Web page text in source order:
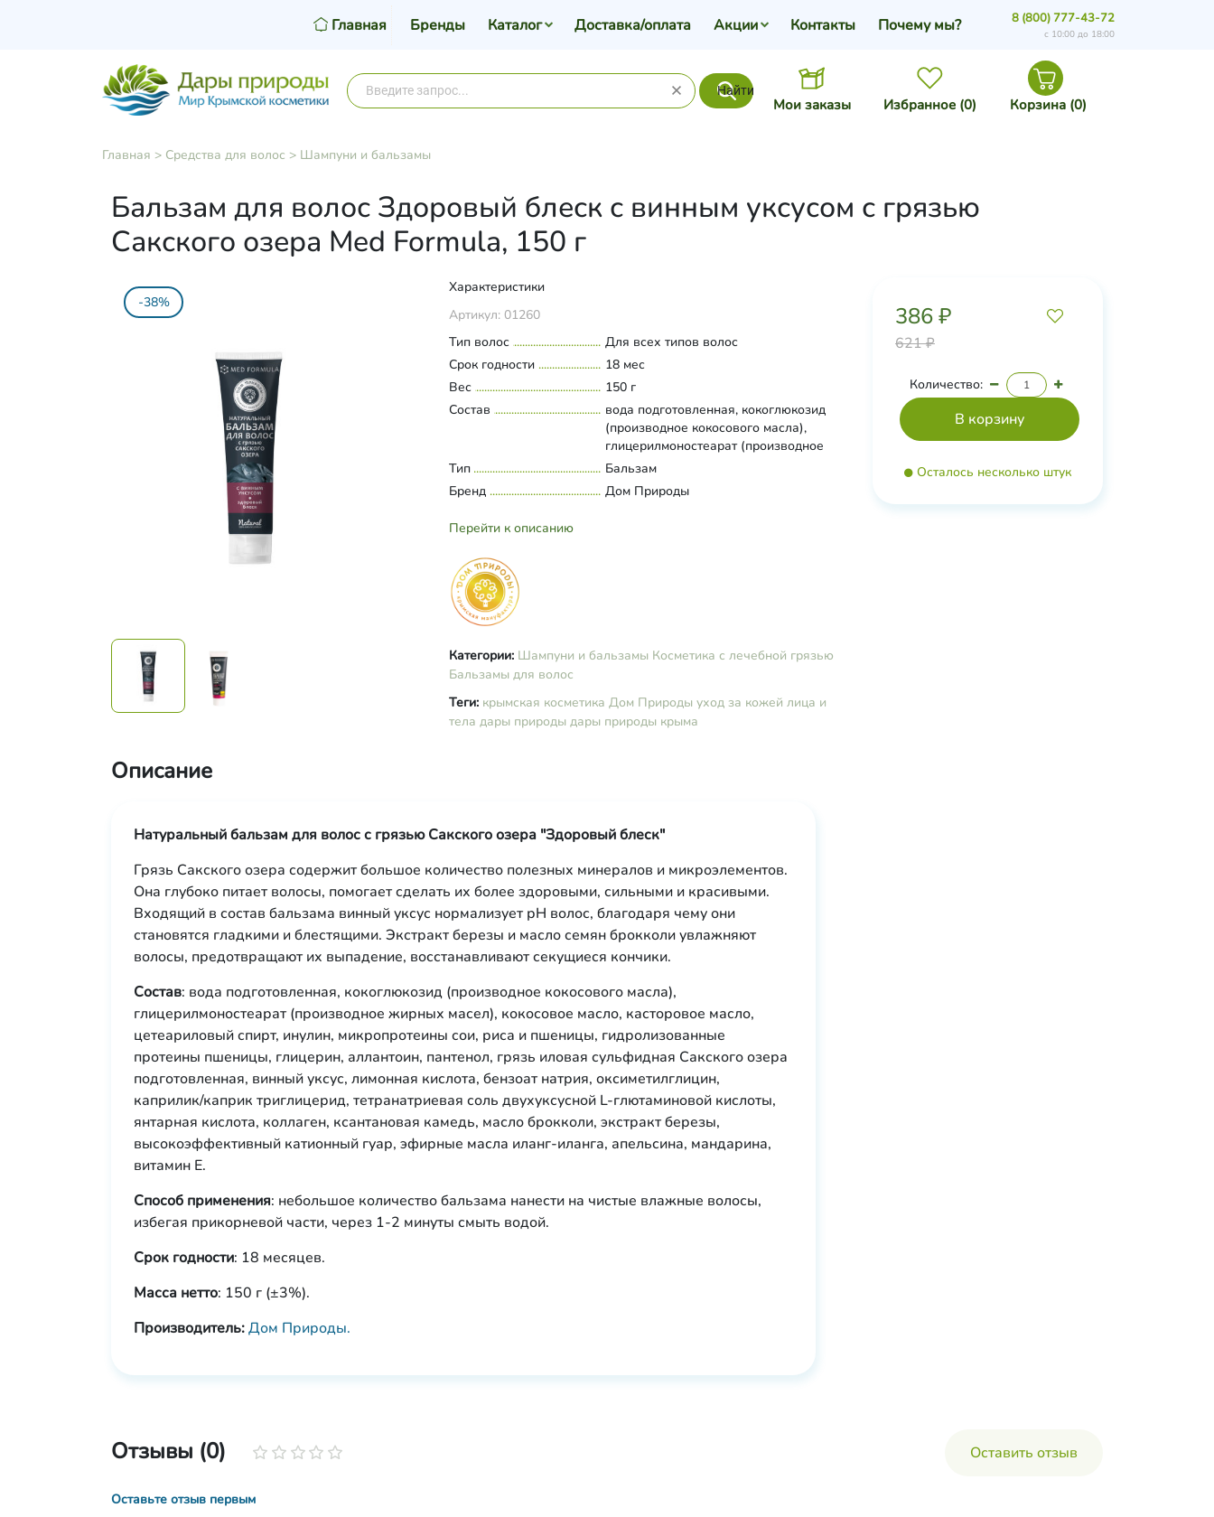
Найти
Мои заказы Избранное (0) Корзина (0)
Главная Бренды Каталог Доставка/оплата Акции Контакты Почему мы? 8 (800) 777-43-72
с 10:00 до 18:00
Главная > Средства для волос > Шампуни и бальзамы
Бальзам для волос Здоровый блеск с винным уксусом с грязью
Сакского озера Med Formula, 150 г
-38%
Характеристики
Артикул: 01260
Тип волос
Для всех типов волос
Срок годности
18 мес
Вес
150 г
Состав
вода подготовленная, кокоглюкозид
(производное кокосового масла),
глицерилмоностеарат (производное
жирных масел), кокосовое масло,
касторовое масло, цетеариловый спирт,
инулин, микропротеины сои, риса и
глютаминовой кислоты, янтарная
масло брокколи, экстракт березы,
высокоэффективный катионный гуар,
Развернуть состав
Тип
Бальзам
Бренд
Дом Природы
Перейти к описанию
Категории: Шампуни и бальзамы Косметика с лечебной грязью
Бальзамы для волос
Теги: крымская косметика Дом Природы уход за кожей лица и
тела дары природы дары природы крыма
386 ₽
621 ₽
Количество:
Осталось несколько штук
Описание
Натуральный бальзам для волос с грязью Сакского озера "Здоровый блеск"
Грязь Сакского озера содержит большое количество полезных минералов и микроэлементов.
Она глубоко питает волосы, помогает сделать их более здоровыми, сильными и красивыми.
Входящий в состав бальзама винный уксус нормализует рH волос, благодаря чему они
становятся гладкими и блестящими. Экстракт березы и масло семян брокколи увлажняют
волосы, предотвращают их выпадение, восстанавливают секущиеся кончики.
Состав: вода подготовленная, кокоглюкозид (производное кокосового масла),
глицерилмоностеарат (производное жирных масел), кокосовое масло, касторовое масло,
цетеариловый спирт, инулин, микропротеины сои, риса и пшеницы, гидролизованные
протеины пшеницы, глицерин, аллантоин, пантенол, грязь иловая сульфидная Сакского озера
подготовленная, винный уксус, лимонная кислота, бензоат натрия, оксиметилглицин,
каприлик/каприк триглицерид, тетранатриевая соль двухуксусной L-глютаминовой кислоты,
янтарная кислота, коллаген, ксантановая камедь, масло брокколи, экстракт березы,
высокоэффективный катионный гуар, эфирные масла иланг-иланга, апельсина, мандарина,
витамин Е.
Способ применения: небольшое количество бальзама нанести на чистые влажные волосы,
избегая прикорневой части, через 1-2 минуты смыть водой.
Срок годности: 18 месяцев.
Масса нетто: 150 г (±3%).
Производитель:Дом Природы.
Отзывы (0) Оставить отзыв
Оставьте отзыв первым